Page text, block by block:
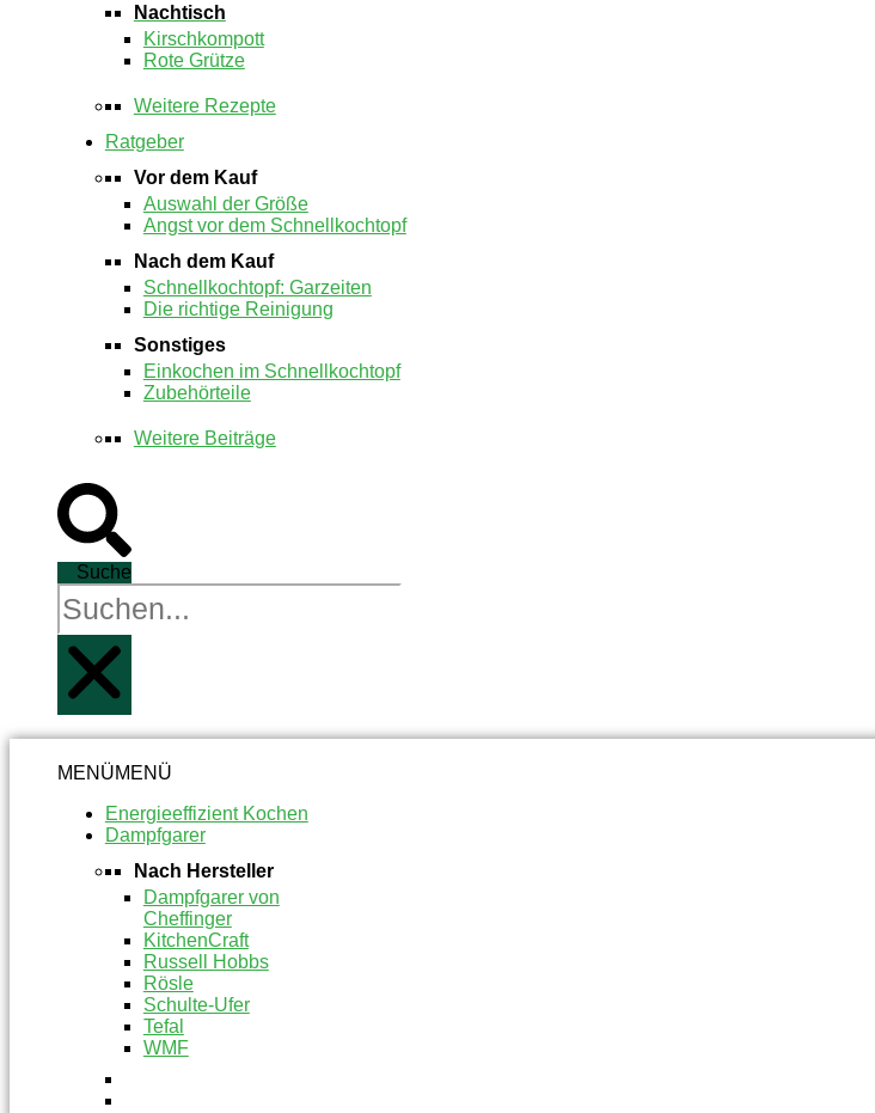
Nachtisch
Kirschkompott
Rote Grütze
Weitere Rezepte
Ratgeber
Vor dem Kauf
Auswahl der Größe
Angst vor dem Schnellkochtopf
Nach dem Kauf
Schnellkochtopf: Garzeiten
Die richtige Reinigung
Sonstiges
Einkochen im Schnellkochtopf
Zubehörteile
Weitere Beiträge
Suche
MENÜMENÜ
Energieeffizient Kochen
Dampfgarer
Nach Hersteller
Dampfgarer von
Cheffinger
KitchenCraft
Russell Hobbs
Rösle
Schulte-Ufer
Tefal
WMF